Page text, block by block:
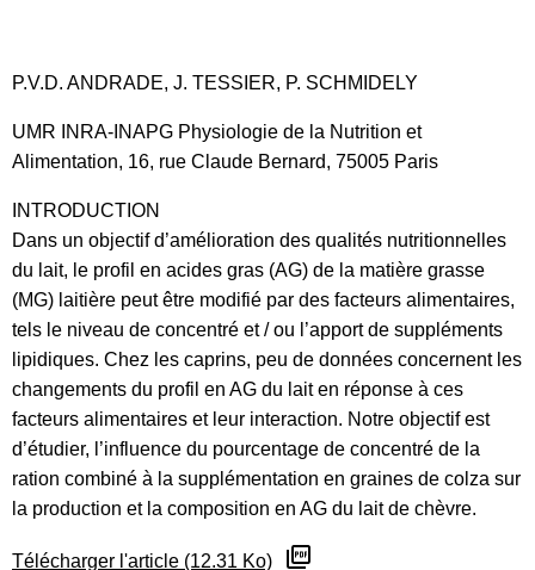
P.V.D. ANDRADE, J. TESSIER, P. SCHMIDELY
UMR INRA-INAPG Physiologie de la Nutrition et
Alimentation, 16, rue Claude Bernard, 75005 Paris
INTRODUCTION
Dans un objectif d’amélioration des qualités nutritionnelles
du lait, le profil en acides gras (AG) de la matière grasse
(MG) laitière peut être modifié par des facteurs alimentaires,
tels le niveau de concentré et / ou l’apport de suppléments
lipidiques. Chez les caprins, peu de données concernent les
changements du profil en AG du lait en réponse à ces
facteurs alimentaires et leur interaction. Notre objectif est
d’étudier, l’influence du pourcentage de concentré de la
ration combiné à la supplémentation en graines de colza sur
la production et la composition en AG du lait de chèvre.
Télécharger l'article (12.31 Ko)